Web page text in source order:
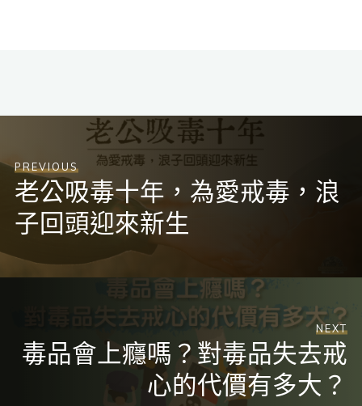
PREVIOUS
老公吸毒十年，為愛戒毒，浪
子回頭迎來新生
NEXT
毒品會上癮嗎？對毒品失去戒
心的代價有多大？